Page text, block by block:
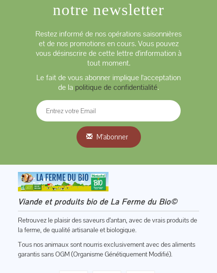
notre newsletter
Restez informé de nos opérations saisonnières
et de nos promotions en cours. Vous pouvez
vous désinscrire de cette lettre d'information à
tout moment.
Le fait de vous abonner implique l'acceptation
de la politique de confidentialité.
M'abonner
Viande et produits bio de La Ferme du Bio©
Retrouvez le plaisir des saveurs d’antan, avec de vrais produits de
la ferme, de qualité artisanale et biologique.
Tous nos animaux sont nourris exclusivement avec des aliments
garantis sans OGM (Organisme Génétiquement Modifié).